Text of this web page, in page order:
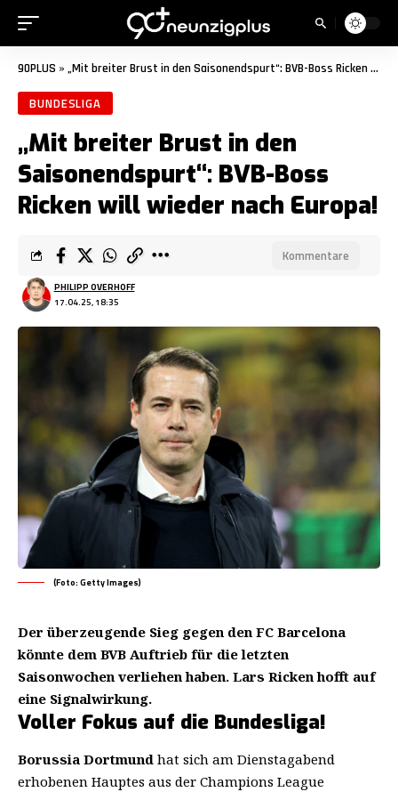
90PLUS » „Mit breiter Brust in den Saisonendspurt“: BVB-Boss Ricken will wieder nach Europa!
BUNDESLIGA
„Mit breiter Brust in den
Saisonendspurt“: BVB-Boss
Ricken will wieder nach Europa!
17.04.25, 18:35
PHILIPP OVERHOFF
Kommentare
(Foto: Getty Images)
Der überzeugende Sieg gegen den FC Barcelona
könnte dem BVB Auftrieb für die letzten
Saisonwochen verliehen haben. Lars Ricken hofft auf
eine Signalwirkung.
Voller Fokus auf die Bundesliga!
Borussia Dortmund hat sich am Dienstagabend
erhobenen Hauptes aus der Champions League